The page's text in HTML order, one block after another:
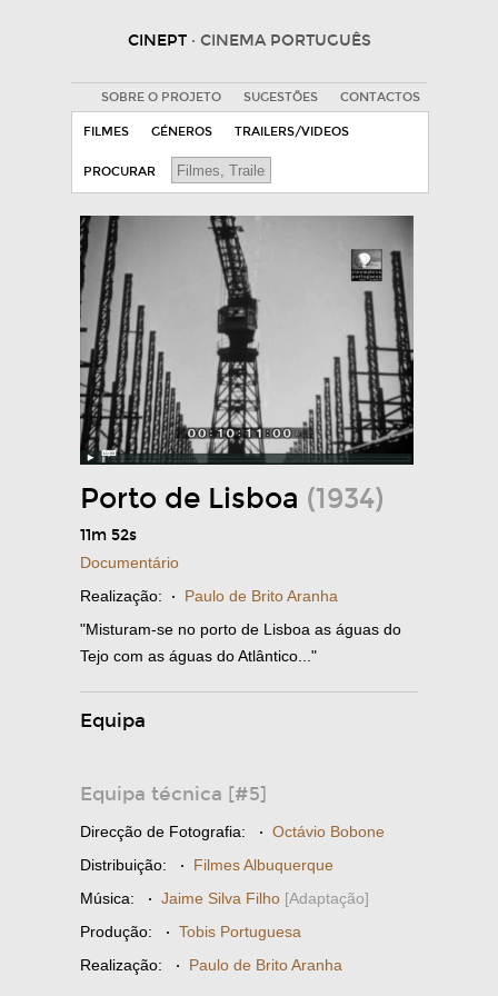
CINEPT · CINEMA PORTUGUÊS
SOBRE O PROJETO SUGESTÕES CONTACTOS
FILMES GÉNEROS TRAILERS/VIDEOS
PROCURAR
Porto de Lisboa (1934)
11m 52s
Documentário
Realização: · Paulo de Brito Aranha
"Misturam-se no porto de Lisboa as águas do
Tejo com as águas do Atlântico..."
Equipa
Equipa técnica [#5]
Direcção de Fotografia: · Octávio Bobone
Distribuição: · Filmes Albuquerque
Música: · Jaime Silva Filho [Adaptação]
Produção: · Tobis Portuguesa
Realização: · Paulo de Brito Aranha